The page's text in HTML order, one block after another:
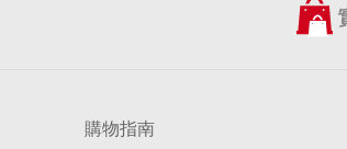
購物指南